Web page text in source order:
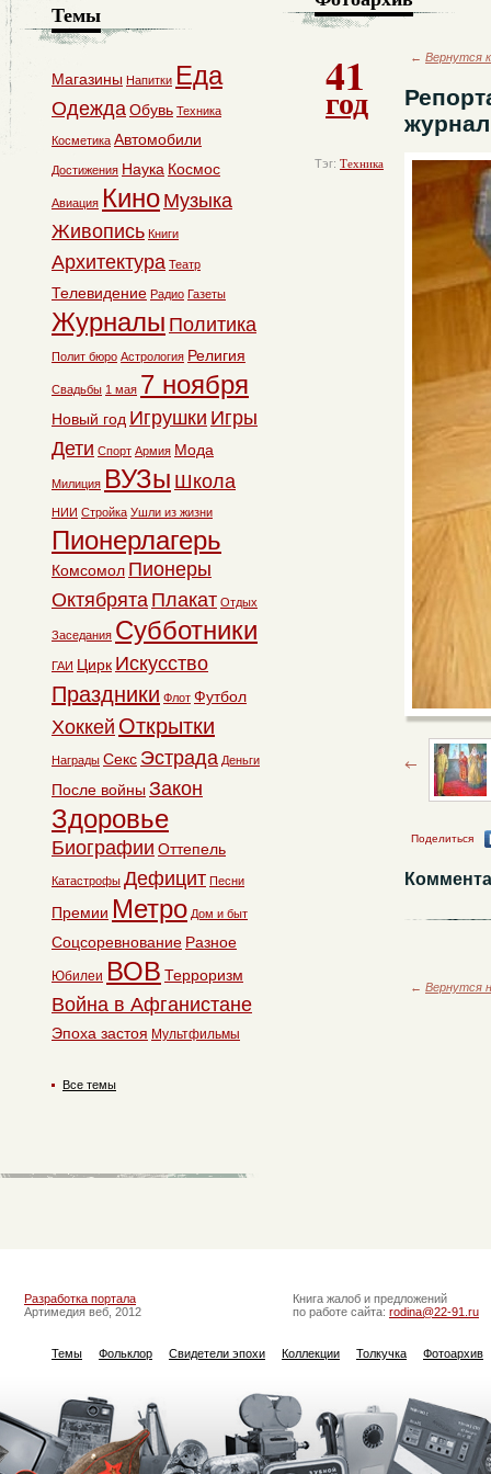
41
год
Тэг: Техника
← Вернутся
Поделиться
← Вернутся
Темы
Магазины Напитки Еда
ОдеждаОбувь Техника
Косметика Автомобили
Достижения Наука Космос
Авиация Кино Музыка
Живопись Книги
Архитектура Театр
Телевидение Радио Газеты
Журналы Политика
Полит бюро Астрология Религия
Свадьбы 1 мая 7 ноября
Новый год Игрушки Игры
Дети Спорт Армия Мода
Милиция ВУЗы Школа
НИИ Стройка Ушли из жизни
Пионерлагерь
Комсомол Пионеры
Октябрята Плакат Отдых
Заседания Субботники
ГАИ Цирк Искусство
Праздники Флот Футбол
Хоккей Открытки
Награды Секс Эстрада Деньги
После войны Закон
Здоровье
Биографии Оттепель
Катастрофы Дефицит Песни
Премии Метро Дом и быт
Соцсоревнование Разное
Юбилеи ВОВ Терроризм
Война в Афганистане
Эпоха застоя Мультфильмы
Все темы
Разработка портала
Артимедия веб, 2012
Книга жалоб и предложений
по работе сайта: rodina@22-91.ru
Темы Фольклор Свидетели эпохи Коллекции Толкучка Фотоархив